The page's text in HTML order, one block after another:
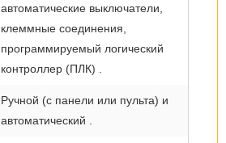
автоматические выключатели,
клеммные соединения,
программируемый логический
контроллер (ПЛК) .
Ручной (с панели или пульта) и
автоматический .